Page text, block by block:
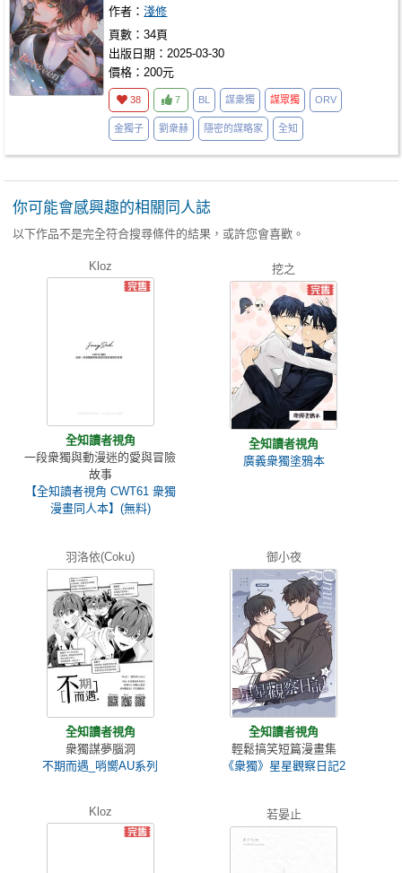
作者：淺修
頁數：34頁
出版日期：2025-03-30
價格：200元
38 7 BL 謀衆獨 謀眾獨 ORV
金獨子 劉衆赫 隱密的謀略家 全知
你可能會感興趣的相關同人誌
以下作品不是完全符合搜尋條件的結果，或許您會喜歡。
Kloz
全知讀者視角
一段衆獨與動漫迷的愛與冒險
故事
【全知讀者視角 CWT61 衆獨
漫畫同人本】(無料)
挖之
全知讀者視角
廣義衆獨塗鴉本
羽洛依(Coku)
全知讀者視角
衆獨謀夢腦洞
不期而遇_哨嚮AU系列
御小夜
全知讀者視角
輕鬆搞笑短篇漫畫集
《衆獨》星星觀察日記2
Kloz 若晏止